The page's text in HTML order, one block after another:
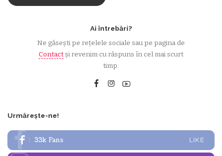
Ai întrebări?
Ne găsești pe rețelele sociale sau pe pagina de
Contactși revenim cu răspuns în cel mai scurt
timp.
Urmărește-ne!
33k Fans LIKE